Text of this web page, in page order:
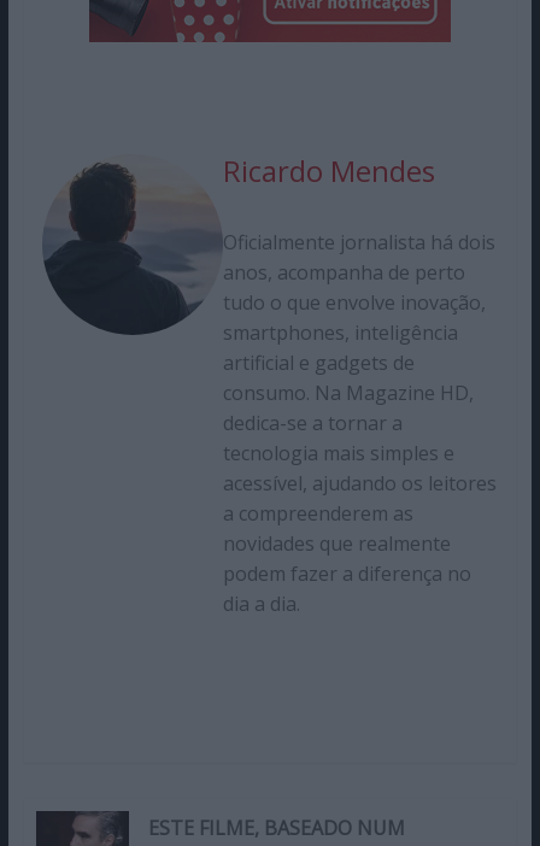
Ricardo Mendes
Oficialmente jornalista há dois
anos, acompanha de perto
tudo o que envolve inovação,
smartphones, inteligência
artificial e gadgets de
consumo. Na Magazine HD,
dedica-se a tornar a
tecnologia mais simples e
acessível, ajudando os leitores
a compreenderem as
novidades que realmente
podem fazer a diferença no
dia a dia.
ESTE FILME, BASEADO NUM